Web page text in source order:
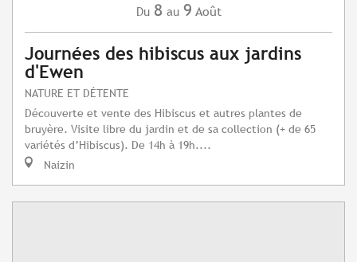
Du 8 au 9 Août
Journées des hibiscus aux jardins
d'Ewen
NATURE ET DÉTENTE
Découverte et vente des Hibiscus et autres plantes de
bruyère. Visite libre du jardin et de sa collection (+ de 65
variétés d’Hibiscus). De 14h à 19h....
Naizin